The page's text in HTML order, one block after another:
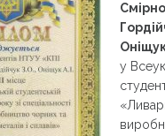
у